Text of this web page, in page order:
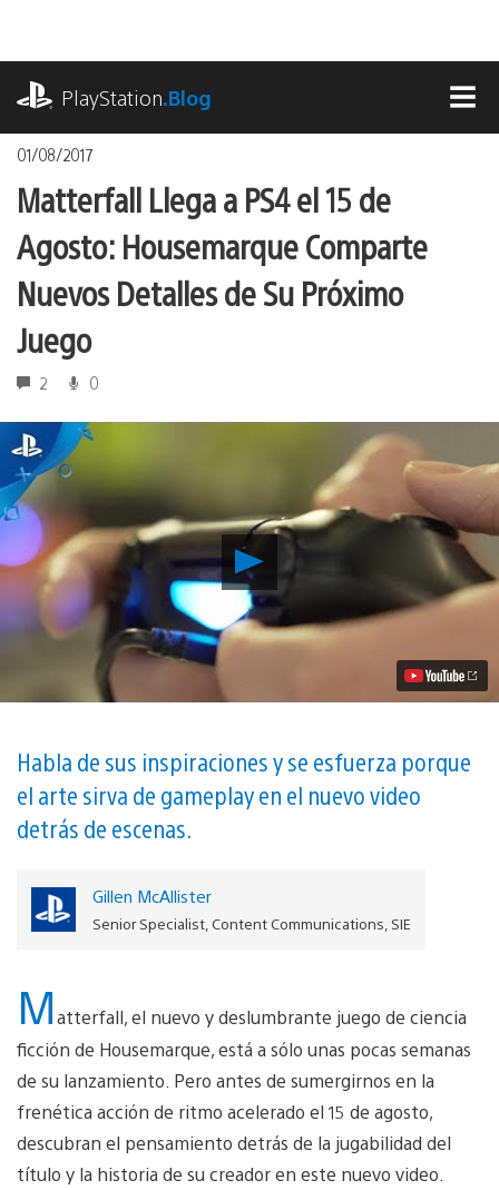
contenido
PlayStation.Blog
01/08/2017
Matterfall Llega a PS4 el 15 de
Agosto: Housemarque Comparte
Nuevos Detalles de Su Próximo
Juego
2 0
Reproducir
Matterfall
Llega
a
PS4
de
Comparte
Nuevos
Detalles
Habla de sus inspiraciones y se esfuerza porque
el arte sirva de gameplay en el nuevo video
detrás de escenas.
Gillen McAllister
Senior Specialist, Content Communications, SIE
Matterfall, el nuevo y deslumbrante juego de ciencia
ficción de Housemarque, está a sólo unas pocas semanas
de su lanzamiento. Pero antes de sumergirnos en la
frenética acción de ritmo acelerado el 15 de agosto,
descubran el pensamiento detrás de la jugabilidad del
título y la historia de su creador en este nuevo video.